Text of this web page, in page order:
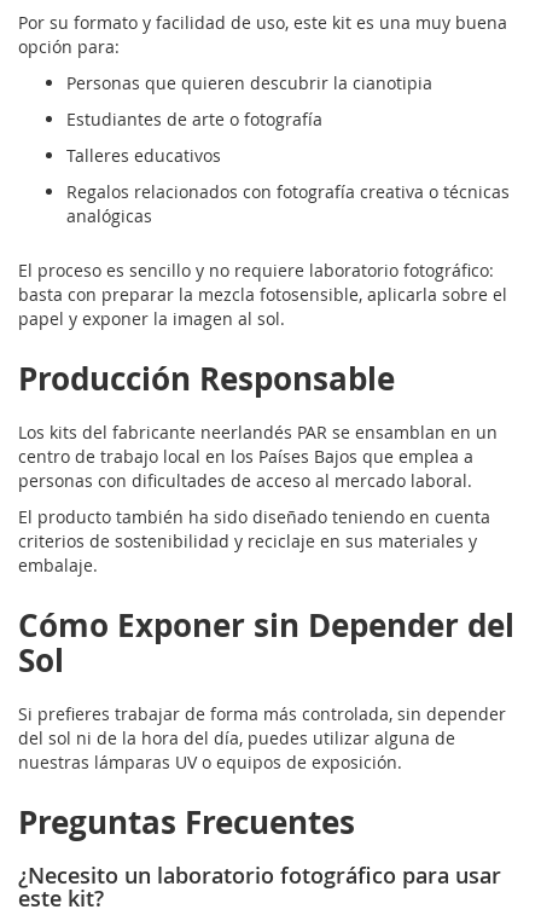
Por su formato y facilidad de uso, este kit es una muy buena
opción para:
Personas que quieren descubrir la cianotipia
Estudiantes de arte o fotografía
Talleres educativos
Regalos relacionados con fotografía creativa o técnicas
analógicas
El proceso es sencillo y no requiere laboratorio fotográfico:
basta con preparar la mezcla fotosensible, aplicarla sobre el
papel y exponer la imagen al sol.
Producción Responsable
Los kits del fabricante neerlandés PAR se ensamblan en un
centro de trabajo local en los Países Bajos que emplea a
personas con dificultades de acceso al mercado laboral.
El producto también ha sido diseñado teniendo en cuenta
criterios de sostenibilidad y reciclaje en sus materiales y
embalaje.
Cómo Exponer sin Depender del
Sol
Si prefieres trabajar de forma más controlada, sin depender
del sol ni de la hora del día, puedes utilizar alguna de
nuestras lámparas UV o equipos de exposición.
Preguntas Frecuentes
¿Necesito un laboratorio fotográfico para usar
este kit?